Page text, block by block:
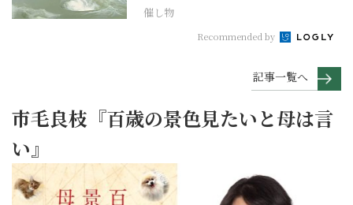
催し物
Recommended by
記事一覧へ
市毛良枝『百歳の景色見たいと母は言
い』